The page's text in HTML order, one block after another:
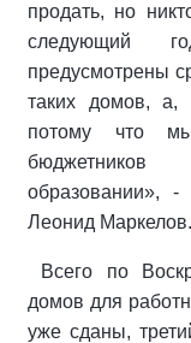
продать, но
следующий
предусмотрены
таких домов, а,
потому что
образовании», -
Леонид Маркелов.
Всего по
домов для
уже сданы,